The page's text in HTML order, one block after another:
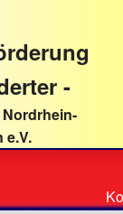
-
e.V.